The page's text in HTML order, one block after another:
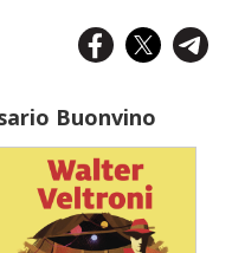
Buonvino